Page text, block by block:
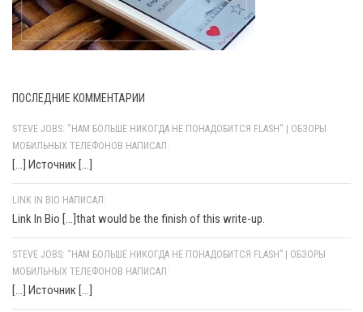
ПОСЛЕДНИЕ КОММЕНТАРИИ
STEVE JOBS: "НАМ БОЛЬШЕ НИКОГДА НЕ ПОНАДОБИТСЯ FLASH" | ОБЗОРЫ
МОБИЛЬНЫХ ТЕЛЕФОНОВ НАПИСАЛ:
[…] Источник […]
LINK IN BIO НАПИСАЛ:
Link In Bio [...]that would be the finish of this write-up.
STEVE JOBS: “НАМ БОЛЬШЕ НИКОГДА НЕ ПОНАДОБИТСЯ FLASH” | ОБЗОРЫ
МОБИЛЬНЫХ ТЕЛЕФОНОВ НАПИСАЛ:
[…] Источник […]